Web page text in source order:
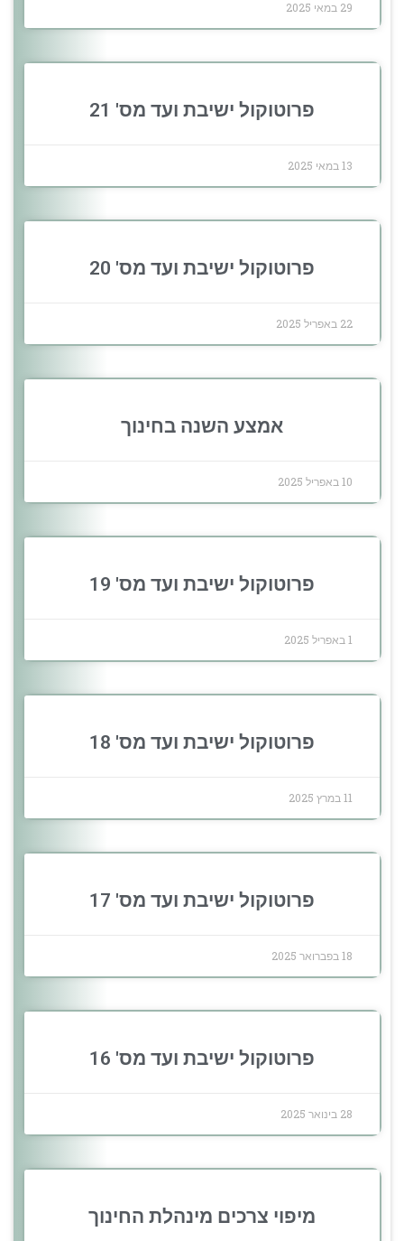
29 במאי 2025
פרוטוקול ישיבת ועד מס' 21
13 במאי 2025
פרוטוקול ישיבת ועד מס' 20
22 באפריל 2025
אמצע השנה בחינוך
10 באפריל 2025
פרוטוקול ישיבת ועד מס' 19
1 באפריל 2025
פרוטוקול ישיבת ועד מס' 18
11 במרץ 2025
פרוטוקול ישיבת ועד מס' 17
18 בפברואר 2025
פרוטוקול ישיבת ועד מס' 16
28 בינואר 2025
מיפוי צרכים מינהלת החינוך